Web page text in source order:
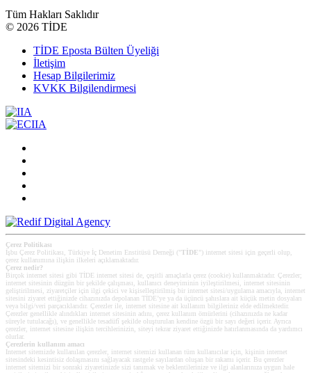
Tüm Hakları Saklıdır
© 2026 TİDE
TİDE Eposta Bülten Üyeliği
İletişim
Hesap Bilgilerimiz
KVKK Bilgilendirmesi
Çerez Politikası
İşbu Çerez Politikası, Türkiye İç Denetim Enstitüsü Derneği (" TİDE ") internet sitesi için geçerli olup,
çerez kullanımına ilişkin ilkeleri açıklamaktadır.
Çerez nedir?
Birçok internet sitesi gibi TİDE internet sitesi de, çeşitli amaçlarla çerez (cookie) kullanmaktadır. Çerezler;
internet sitesinin düzgün bir şekilde çalışması, kullanıcı deneyiminin iyileştirilmesi, internet sitesinin
geliştirilmesi, ziyaretçiler için ilgi çekici ve kişiselleştirilmiş bir internet sitesi/uygulama amacıyla, internet
sitesini ziyaret ettiğinizde cihazınızda depolanan TİDE’ye ya da üçüncü şahıslara ait küçük metin dosyaları
veya bilgi/veri parçacıklarıdır. Çerezler ile, internet sitesine ait kullanım bilgileriniz elde edilmektedir.
Çerezler genellikle alındıkları internet sitesinin adını, çerez kullanım ömürlerini (cihazınızda ne kadar
süreyle tutulacağı), ve genellikle tesadüfî şekilde oluşturulan kendine özgü bir sayı değeri içerir. Ayrıca
çerezler, internet sitesine ilişkin tercihlerinizin, siteyi tekrar ziyaret ettiğinizde hatırlanmasında da yardımcı
olurlar.
Çerezlerin kullanım amacı
Internet sitemizde kullanılan çerezler, internet sitemizi kullanan tüm kullanıcılar için, kişinin internet
sitesindeki kesintisiz dolaşmasını sağlayacak rastgele sayılardan oluşan bir rakamı içerir. Bu çerezler
internet sitemizi bir sonraki ziyaretinizde sizi tanımak ve beklentilerinize ve ilgi alanlarınıza uygun hale